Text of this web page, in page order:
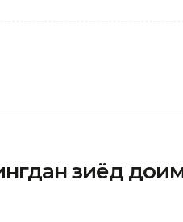
зиёд